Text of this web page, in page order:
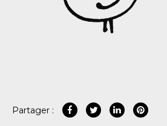
Partager :